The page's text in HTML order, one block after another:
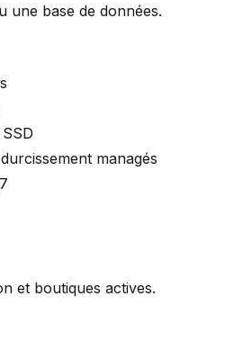
une base de données.
managés
et boutiques actives.